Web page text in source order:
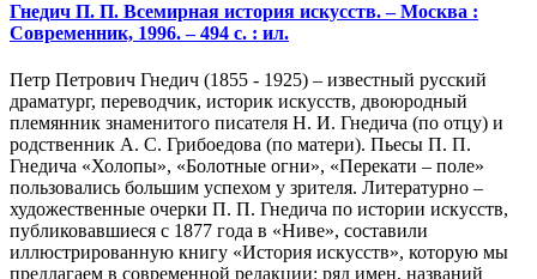
Гнедич П. П. Всемирная история искусств. – Москва :
Современник, 1996. – 494 с. : ил.
Петр Петрович Гнедич (1855 - 1925) – известный русский
драматург, переводчик, историк искусств, двоюродный
племянник знаменитого писателя Н. И. Гнедича (по отцу) и
родственник А. С. Грибоедова (по матери). Пьесы П. П.
Гнедича «Холопы», «Болотные огни», «Перекати – поле»
пользовались большим успехом у зрителя. Литературно –
художественные очерки П. П. Гнедича по истории искусств,
публиковавшиеся с 1877 года в «Ниве», составили
иллюстрированную книгу «История искусств», которую мы
предлагаем в современной редакции: ряд имен, названий